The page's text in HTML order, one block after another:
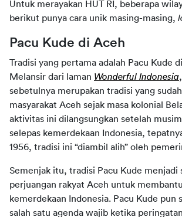
Untuk merayakan HUT RI, beberapa
berikut punya cara unik masing-masing,
Pacu Kude di Aceh
Tradisi yang pertama adalah Pacu Kude
Melansir dari laman Wonderful Indonesia
sebetulnya merupakan tradisi yang
masyarakat Aceh sejak masa kolonial
aktivitas ini dilangsungkan setelah
selepas kemerdekaan Indonesia,
1956, tradisi ini “diambil alih” oleh
Semenjak itu, tradisi Pacu Kude menjadi
perjuangan rakyat Aceh untuk
kemerdekaan Indonesia. Pacu Kude pun
salah satu agenda wajib ketika